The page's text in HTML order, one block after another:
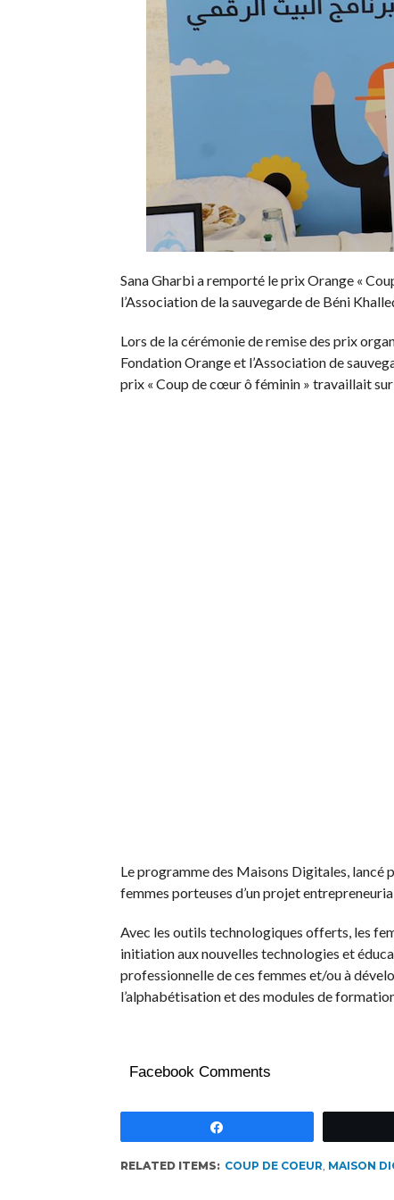
Sana Gharbi a remporté le prix Orange «
l’Association de la sauvegarde de Béni
Lors de la cérémonie de remise des prix
Fondation Orange et l’Association de
prix « Coup de cœur ô féminin » travaillait
Le programme des Maisons Digitales, lancé
femmes porteuses d’un projet
Avec les outils technologiques offerts, les
initiation aux nouvelles technologies et
professionnelle de ces femmes et/ou à
l’alphabétisation et des modules de
Facebook Comments
RELATED ITEMS: COUP DE COEUR, MAISON